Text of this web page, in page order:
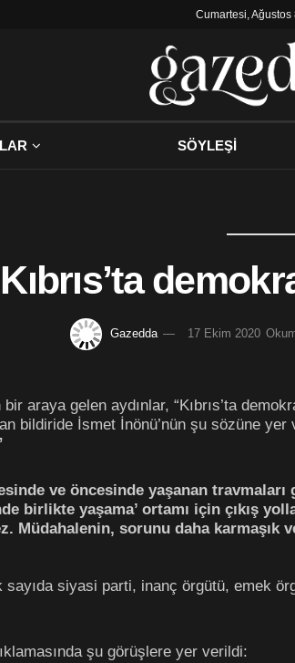
Cumartesi, Ağustos
SÖYLEŞİ
Gazedda 17 Ekim 2020
araya gelen aydınlar, “Kıbrıs’ta
bildiride İsmet İnönü’nün şu sözüne
ve öncesinde yaşanan
birlikte yaşama’ ortamı için çıkış
Müdahalenin, sorunu daha
sayıda siyasi parti, inanç örgütü, emek
şu görüşlere yer verildi: